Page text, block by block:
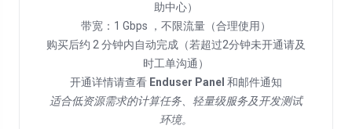
助中心）
带宽：1 Gbps ，不限流量（合理使用）
购买后约 2 分钟内自动完成（若超过2分钟未开通请及
时工单沟通）
开通详情请查看 Enduser Panel
适合低资源需求的计算任务、轻量级服务及开发测试
环境。